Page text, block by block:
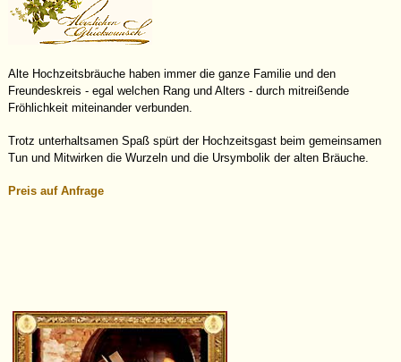
Alte Hochzeitsbräuche haben immer die ganze Familie und den
Freundeskreis - egal welchen Rang und Alters - durch mitreißende
Fröhlichkeit miteinander verbunden.
Trotz unterhaltsamen Spaß spürt der Hochzeitsgast beim gemeinsamen
Tun und Mitwirken die Wurzeln und die Ursymbolik der alten Bräuche.
Preis auf Anfrage